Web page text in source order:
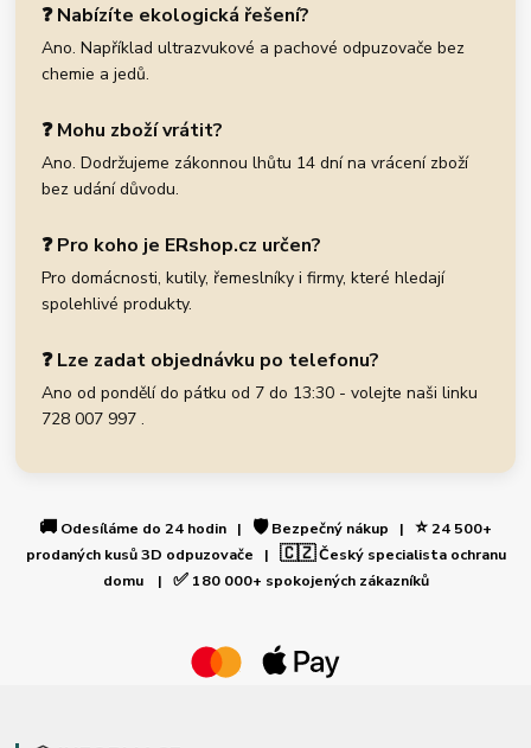
❓ Nabízíte ekologická řešení?
Ano. Například ultrazvukové a pachové odpuzovače bez
chemie a jedů.
❓ Mohu zboží vrátit?
Ano. Dodržujeme zákonnou lhůtu 14 dní na vrácení zboží
bez udání důvodu.
❓ Pro koho je ERshop.cz určen?
Pro domácnosti, kutily, řemeslníky i firmy, které hledají
spolehlivé produkty.
❓ Lze zadat objednávku po telefonu?
Ano od pondělí do pátku od 7 do 13:30 - volejte naši linku
728 007 997 .
🚚 Odesíláme do 24 hodin | 🛡️Bezpečný nákup | ⭐24 500+
prodaných kusů 3D odpuzovače | 🇨🇿Český specialista ochranu
domu | ✅180 000+ spokojených zákazníků